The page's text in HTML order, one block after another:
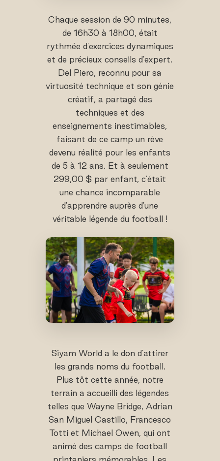
Chaque session de 90 minutes,
de 16h30 à 18h00, était
rythmée d'exercices dynamiques
et de précieux conseils d'expert.
Del Piero, reconnu pour sa
virtuosité technique et son génie
créatif, a partagé des
techniques et des
enseignements inestimables,
faisant de ce camp un rêve
devenu réalité pour les enfants
de 5 à 12 ans. Et à seulement
299,00 $ par enfant, c'était
une chance incomparable
d'apprendre auprès d'une
véritable légende du football !
Siyam World a le don d'attirer
les grands noms du football.
Plus tôt cette année, notre
terrain a accueilli des légendes
telles que Wayne Bridge, Adrian
San Miguel Castillo, Francesco
Totti et Michael Owen, qui ont
animé des camps de football